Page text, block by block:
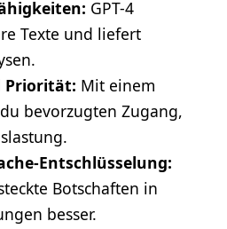
GPT-4
Texte und liefert
Priorität: Mit einem
bevorzugten Zugang,
Entschlüsselung:
Botschaften in
besser.